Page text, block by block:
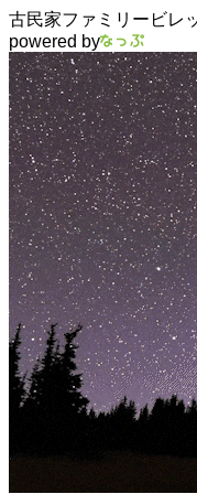
古民家ファミリービ
powered by